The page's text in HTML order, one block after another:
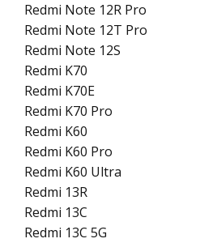
Redmi Note 12R Pro
Redmi Note 12T Pro
Redmi Note 12S
Redmi K70
Redmi K70E
Redmi K70 Pro
Redmi K60
Redmi K60 Pro
Redmi K60 Ultra
Redmi 13R
Redmi 13C
Redmi 13C 5G